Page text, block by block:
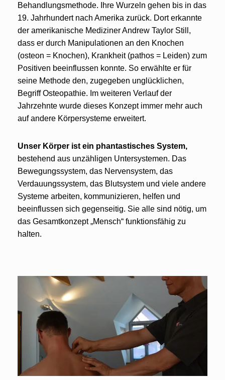
Behandlungsmethode. Ihre Wurzeln gehen bis in das
19. Jahrhundert nach Amerika zurück. Dort erkannte
der amerikanische Mediziner Andrew Taylor Still,
dass er durch Manipulationen an den Knochen
(osteon = Knochen), Krankheit (pathos = Leiden) zum
Positiven beeinflussen konnte. So erwählte er für
seine Methode den, zugegeben unglücklichen,
Begriff Osteopathie. Im weiteren Verlauf der
Jahrzehnte wurde dieses Konzept immer mehr auch
auf andere Körpersysteme erweitert.
Unser Körper ist ein phantastisches System,
bestehend aus unzähligen Untersystemen. Das
Bewegungssystem, das Nervensystem, das
Verdauungssystem, das Blutsystem und viele andere
Systeme arbeiten, kommunizieren, helfen und
beeinflussen sich gegenseitig. Sie alle sind nötig, um
das Gesamtkonzept „Mensch“ funktionsfähig zu
halten.